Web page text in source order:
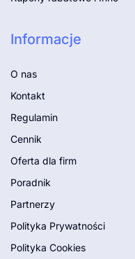
Informacje
O nas
Kontakt
Regulamin
Cennik
Oferta dla firm
Poradnik
Partnerzy
Polityka Prywatności
Polityka Cookies